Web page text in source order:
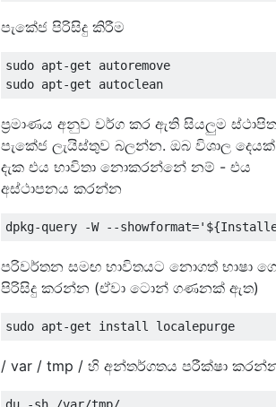
පැකේජ පිරිසිදු කිරීම
sudo apt-get autoremove
ප්‍රමාණය අනුව වර්ග කර ඇති සියලුම ස්ථාපිත
පැකේජ ලැයිස්තුව බලන්න. ඔබ විශාල දෙයක්
දැක එය භාවිතා නොකරන්නේ නම් - එය
අස්ථාපනය කරන්න
පරිවර්තන සමඟ භාවිතයට නොගත් භාෂා
පිරිසිදු කරන්න (ඒවා ටොන් ගණනක් ඇත)
/ var / tmp / හි අන්තර්ගතය පරීක්ෂා